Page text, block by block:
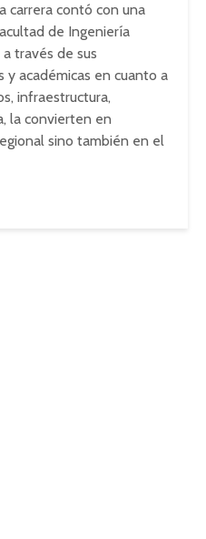
carrera contó con una
de Ingeniería
través de sus
y académicas en cuanto a
infraestructura,
la convierten en
sino también en el